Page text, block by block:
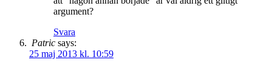
argument?
Svara
Patric says:
25 maj 2013 kl. 10:59